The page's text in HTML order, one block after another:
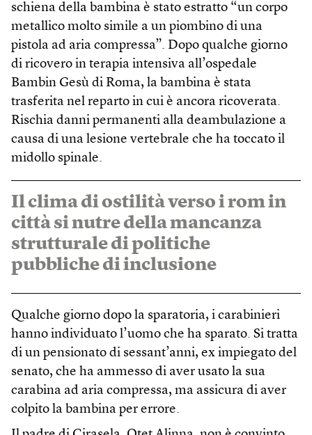
schiena della bambina è stato estratto “un corpo
metallico molto simile a un piombino di una
pistola ad aria compressa”. Dopo qualche giorno
di ricovero in terapia intensiva all’ospedale
Bambin Gesù di Roma, la bambina è stata
trasferita nel reparto in cui è ancora ricoverata.
Rischia danni permanenti alla deambulazione a
causa di una lesione vertebrale che ha toccato il
midollo spinale.
Il clima di ostilità verso i rom in
città si nutre della mancanza
strutturale di politiche
pubbliche di inclusione
Qualche giorno dopo la sparatoria, i carabinieri
hanno individuato l’uomo che ha sparato. Si tratta
di un pensionato di sessant’anni, ex impiegato del
senato, che ha ammesso di aver usato la sua
carabina ad aria compressa, ma assicura di aver
colpito la bambina per errore.